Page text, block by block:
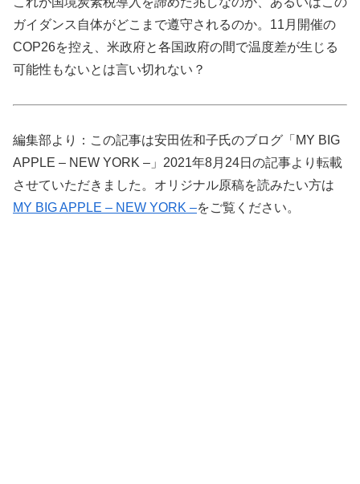
ガイダンス自体がどこまで遵守されるのか。11月開催の
COP26を控え、米政府と各国政府の間で温度差が生じる
可能性もないとは言い切れない？
編集部より：この記事は安田佐和子氏のブログ「MY BIG
APPLE – NEW YORK –」2021年8月24日の記事より転載
させていただきました。オリジナル原稿を読みたい方は
MY BIG APPLE – NEW YORK –をご覧ください。